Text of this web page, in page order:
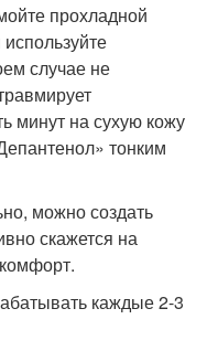
прохладной
случае не
минут на сухую кожу
тонким
можно создать
скажется на
каждые 2-3